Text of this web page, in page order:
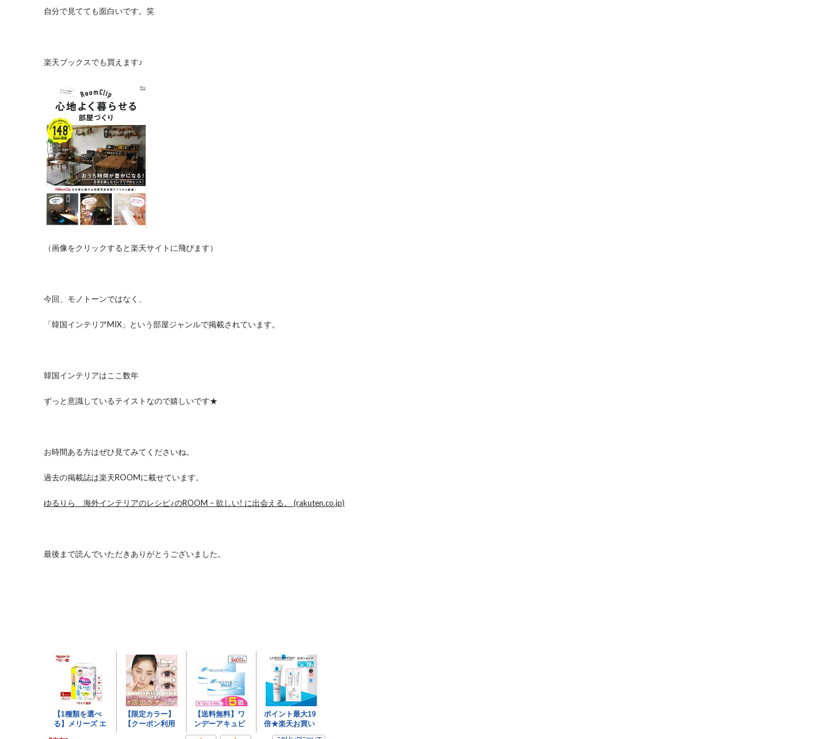
自分で見てても面白いです。笑
楽天ブックスでも買えます♪
（画像をクリックすると楽天サイトに飛びます）
今回、モノトーンではなく、
「韓国インテリアMIX」という部屋ジャンルで掲載されています。
韓国インテリアはここ数年
ずっと意識しているテイストなので嬉しいです★
お時間ある方はぜひ見てみてくださいね。
過去の掲載誌は楽天ROOMに載せています。
ゆるりら 海外インテリアのレシピ♪のROOM – 欲しい! に出会える。 (rakuten.co.jp)
最後まで読んでいただきありがとうございました。